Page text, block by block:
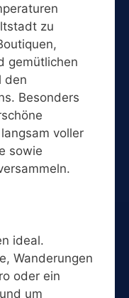
zu
gemütlichen
den
Besonders
voller
sowie
ideal.
Wanderungen
oder ein
um